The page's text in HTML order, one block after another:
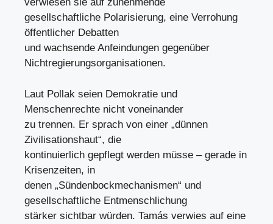
gesellschaftliche Polarisierung, eine Verrohung
öffentlicher Debatten
und wachsende Anfeindungen gegenüber
Nichtregierungsorganisationen.
Laut Pollak seien Demokratie und
Menschenrechte nicht voneinander
zu trennen. Er sprach von einer „dünnen
Zivilisationshaut“, die
kontinuierlich gepflegt werden müsse – gerade in
Krisenzeiten, in
denen „Sündenbockmechanismen“ und
gesellschaftliche Entmenschlichung
stärker sichtbar würden. Tamás verwies auf eine